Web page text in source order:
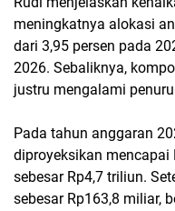
meningkatnya alokasi
dari 3,95 persen pada
2026. Sebaliknya,
justru mengalami
Pada tahun anggaran
diproyeksikan mencapai
sebesar Rp4,7 triliun.
sebesar Rp163,8 miliar,